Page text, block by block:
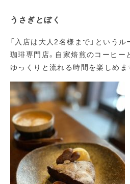
うさぎとぼく
「入店は大人2名様まで」という
珈琲専門店。自家焙煎のコーヒー
ゆっくりと流れる時間を楽しめま